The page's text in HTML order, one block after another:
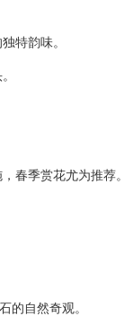
特韵味。
春季赏花尤为推荐。
的自然奇观。